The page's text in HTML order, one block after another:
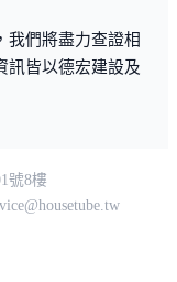
我們將盡力查證相
訊皆以德宏建設及
號8樓